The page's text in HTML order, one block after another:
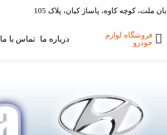
ملت، کوچه کاوه، پاساژ کیان، پلاک 105
فروشگاه لوازم
خودرو
درباره ما تماس با ما